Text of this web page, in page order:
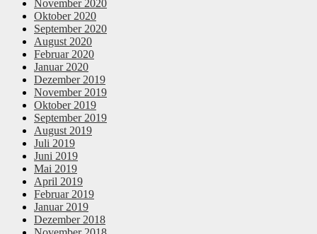
November 2020
Oktober 2020
September 2020
August 2020
Februar 2020
Januar 2020
Dezember 2019
November 2019
Oktober 2019
September 2019
August 2019
Juli 2019
Juni 2019
Mai 2019
April 2019
Februar 2019
Januar 2019
Dezember 2018